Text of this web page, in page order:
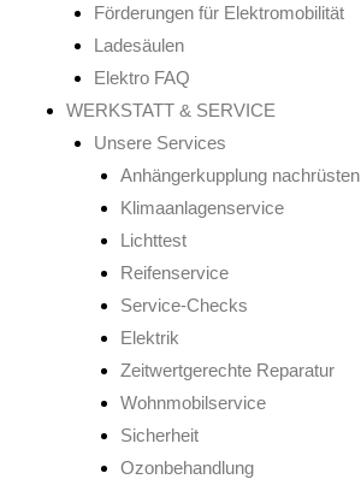
Förderungen für Elektromobilität
Ladesäulen
Elektro FAQ
WERKSTATT & SERVICE
Unsere Services
Anhängerkupplung nachrüsten
Klimaanlagenservice
Lichttest
Reifenservice
Service-Checks
Elektrik
Zeitwertgerechte Reparatur
Wohnmobilservice
Sicherheit
Ozonbehandlung